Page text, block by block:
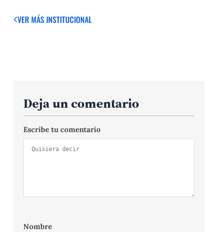
VER MÁS INSTITUCIONAL
Deja un comentario
Escribe tu comentario
Nombre